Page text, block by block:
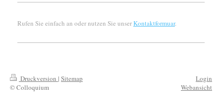
Rufen Sie einfach an oder nutzen Sie unserKontaktformuar.
Druckversion | Sitemap
© Colloquium
Login
Webansicht